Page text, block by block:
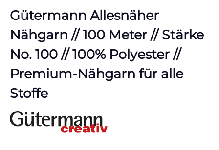
Gütermann Allesnäher
Nähgarn // 100 Meter // Stärke
No. 100 // 100% Polyester //
Premium-Nähgarn für alle
Stoffe